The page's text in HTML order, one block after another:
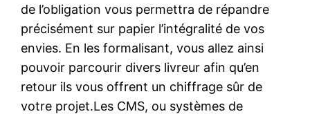
de l’obligation vous permettra de répandre
précisément sur papier l’intégralité de vos
envies. En les formalisant, vous allez ainsi
pouvoir parcourir divers livreur afin qu’en
retour ils vous offrent un chiffrage sûr de
votre projet.Les CMS, ou systèmes de